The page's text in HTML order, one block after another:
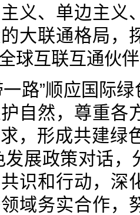
义、单边主义
大联通格局，
球互联互通伙
一路”顺应国际
自然，尊重各
，形成共建绿
发展政策对话
识和行动，深
域务实合作，